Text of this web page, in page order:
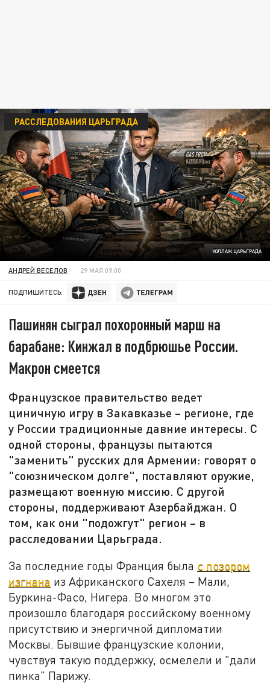
КОЛЛАЖ ЦАРЬГРАДА
РАССЛЕДОВАНИЯ ЦАРЬГРАДА
АНДРЕЙ ВЕСЕЛОВ 29 МАЯ 09:00
ПОДПИШИТЕСЬ:
Пашинян сыграл похоронный марш на
барабане: Кинжал в подбрюшье России.
Макрон смеется
Французское правительство ведет
циничную игру в Закавказье – регионе, где
у России традиционные давние интересы. С
одной стороны, французы пытаются
"заменить" русских для Армении: говорят о
"союзническом долге", поставляют оружие,
размещают военную миссию. С другой
стороны, поддерживают Азербайджан. О
том, как они "подожгут" регион – в
расследовании Царьграда.
За последние годы Франция была с позором
изгнана из Африканского Сахеля – Мали,
Буркина-Фасо, Нигера. Во многом это
произошло благодаря российскому военному
присутствию и энергичной дипломатии
Москвы. Бывшие французские колонии,
чувствуя такую поддержку, осмелели и "дали
пинка" Парижу.